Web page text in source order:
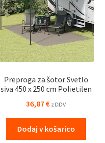
Preproga za šotor Svetlo
siva 450 x 250 cm Polietilen
36,87€ z DDV
Dodaj v košarico